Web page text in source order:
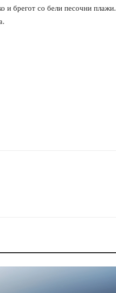
и брегот со бели песочни плажи.